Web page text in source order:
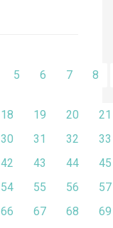
5 6 7 8
18 19 20
21
30 31 32
33
42 43 44
45
54 55 56
57
66 67 68
69